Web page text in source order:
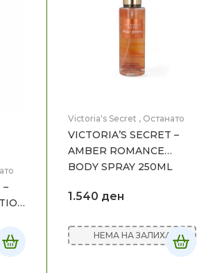
–
Victoria's Secret , Останато
VICTORIA’S SECRET –
AMBER ROMANCE
BODY SPRAY 250ML
1.540 ден
НЕМА НА ЗАЛИХА